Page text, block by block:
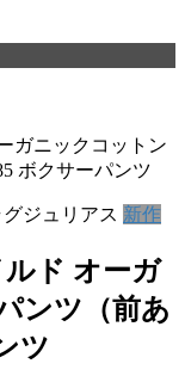
ガニックコットン
ボクサーパンツ
グジュリアス 新作
ド オーガ
ンツ（前あ
ツ